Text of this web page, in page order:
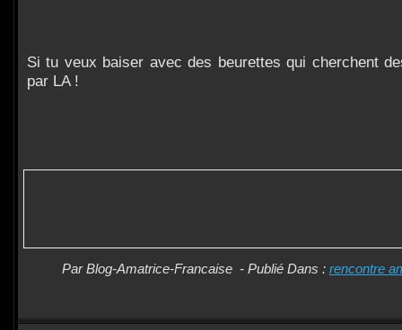
Si tu veux baiser avec des beurettes qui cherchent
par LA !
Par Blog-Amatrice-Francaise - Publié Dans : rencontre